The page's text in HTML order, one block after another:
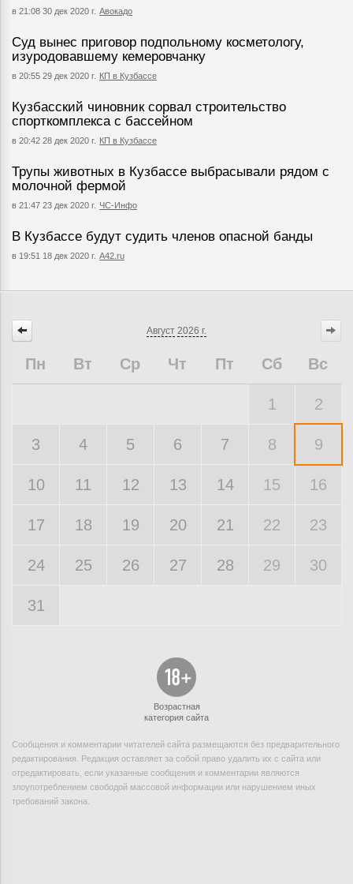
в 21:08 30 дек 2020 г. Авокадо
Суд вынес приговор подпольному косметологу,
изуродовавшему кемеровчанку
в 20:55 29 дек 2020 г. КП в Кузбассе
Кузбасский чиновник сорвал строительство
спорткомплекса с бассейном
в 20:42 28 дек 2020 г. КП в Кузбассе
Трупы животных в Кузбассе выбрасывали рядом с
молочной фермой
в 21:47 23 дек 2020 г. ЧС-Инфо
В Кузбассе будут судить членов опасной банды
в 19:51 18 дек 2020 г. A42.ru
Август 2026 г.
Пн Вт Ср Чт Пт Сб Вс
1 2
3 4 5 6 7 8 9
10 11 12 13 14 15 16
17 18 19 20 21 22 23
24 25 26 27 28 29 30
31
Возрастная
категория сайта
Сообщения и комментарии читателей сайта размещаются без предварительного
редактирования. Редакция оставляет за собой право удалить их с сайта или
отредактировать, если указанные сообщения и комментарии являются
злоупотреблением свободой массовой информации или нарушением иных
требований закона.